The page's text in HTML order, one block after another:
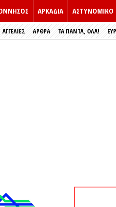
ΑΡΚΑΔΙΑ ΑΣΤΥΝΟΜΙΚΟ
ΑΓΓΕΛΙΕΣ ΑΡΘΡΑ ΤΑ ΠΑΝΤΑ, ΟΛΑ!